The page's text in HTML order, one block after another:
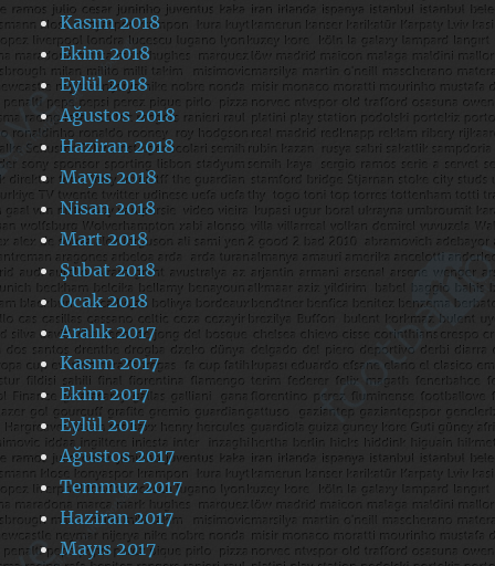
Kasım 2018
Ekim 2018
Eylül 2018
Ağustos 2018
Haziran 2018
Mayıs 2018
Nisan 2018
Mart 2018
Şubat 2018
Ocak 2018
Aralık 2017
Kasım 2017
Ekim 2017
Eylül 2017
Ağustos 2017
Temmuz 2017
Haziran 2017
Mayıs 2017